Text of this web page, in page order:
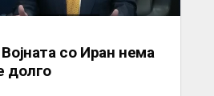
со Иран нема
долго